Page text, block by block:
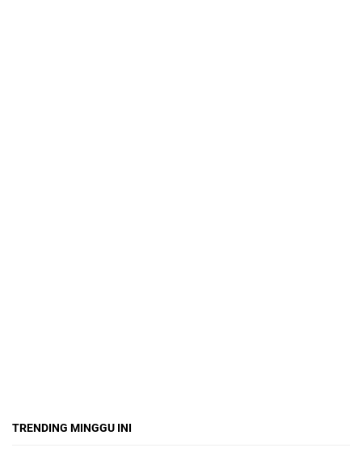
TRENDING MINGGU INI